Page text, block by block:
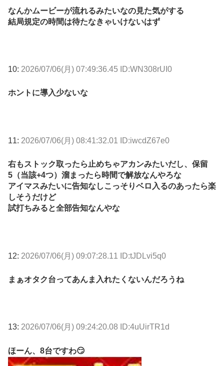
なんかムービーが流れるみたいなの見た気がする
結局規定の時間は待たなきゃいけないはず
10: 2026/07/06(月) 07:49:36.45 ID:WN308rUI0
ホントに導入少ないな
11: 2026/07/06(月) 08:41:32.01 ID:iwcdZ67e0
右もストック取ったら止めちゃアカンみたいだし、保留
5（当該+4つ）溜まったら時間で解放なんやろな
アイマスみたいに告知なしこっそりベロ入るのあったら楽
しそうだけど
試打ちみると全部告知なんやな
12: 2026/07/06(月) 09:07:28.11 ID:tJDLvi5q0
まぁオタク台ってあんま入れたくないんだろうね
13: 2026/07/06(月) 09:24:20.08 ID:4uUirTR1d
ほーん、8台ですわ😏